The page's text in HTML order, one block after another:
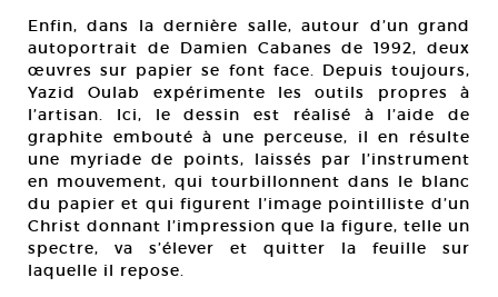
Enfin, dans la dernière salle, autour d’un grand
autoportrait de Damien Cabanes de 1992, deux
œuvres sur papier se font face. Depuis toujours,
Yazid Oulab expérimente les outils propres à
l’artisan. Ici, le dessin est réalisé à l’aide de
graphite embouté à une perceuse, il en résulte
une myriade de points, laissés par l’instrument
en mouvement, qui tourbillonnent dans le blanc
du papier et qui figurent l’image pointilliste d’un
Christ donnant l’impression que la figure, telle un
spectre, va s’élever et quitter la feuille sur
laquelle il repose.